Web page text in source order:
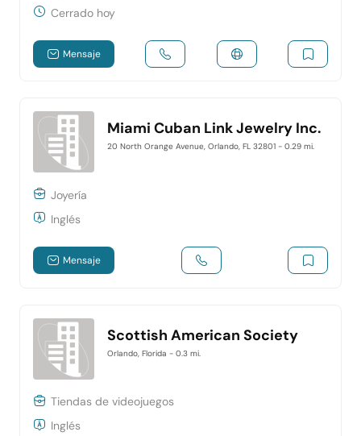
Cerrado hoy
Mensaje
Miami Cuban Link Jewelry Inc.
20 North Orange Avenue, Orlando, FL 32801 - 0.29 mi.
Joyería
Inglés
Mensaje
Scottish American Society
Orlando, Florida - 0.3 mi.
Tiendas de videojuegos
Inglés